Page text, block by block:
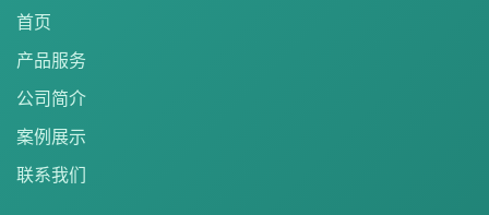
首页
产品服务
公司简介
案例展示
联系我们